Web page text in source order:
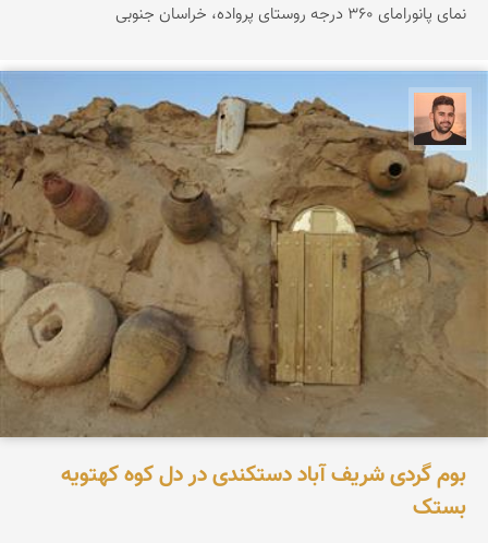
نمای پانورامای ۳۶۰ درجه روستای پرواده، خراسان جنوبی
ابراهیم رفیعی
بوم گردی شریف آباد دستکندی در دل کوه کهتویه
بستک